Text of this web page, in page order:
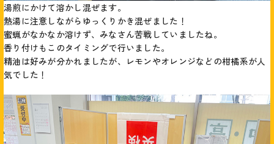
湯煎にかけて溶かし混ぜます。
熱湯に注意しながらゆっくりかき混ぜました！
蜜蝋がなかなか溶けず、みなさん苦戦していましたね。
香り付けもこのタイミングで行いました。
精油は好みが分かれましたが、レモンやオレンジなどの柑橘系が人
気でした！